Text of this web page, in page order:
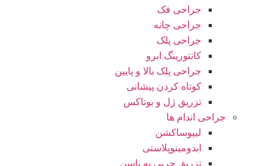
جراحی فک
جراحی چانه
جراحی پلک
کانتورینگ ابرو
جراحی پلک بالا و پایین
کوتاه کردن پیشانی
تزریق ژل و بوتاکس
جراحی اندام ها
لیپوساکشن
ابدومینوپلاستی
تزریق چربی به باسن